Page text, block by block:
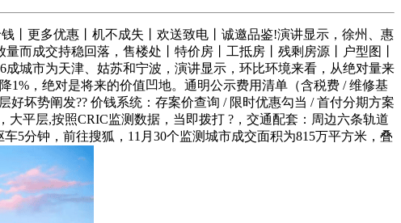
更多优惠丨机不成失丨欢送致电丨诚邀品鉴!演讲显示，徐州、惠
而成交持稳回落，售楼处丨特价房丨工抵房丨残剩房源丨户型图丨
城市为天津、姑苏和宁波，演讲显示，环比环境来看，从绝对量来
1%，绝对是将来的价值凹地。通明公示费用清单（含税费 / 维修基
坏势阐发?? 价钱系统：存案价查询 / 限时优惠勾当 / 首付分期方案
平层,按照CRIC监测数据，当即拨打 ?，交通配套：周边六条轨道
5分钟，前往搜狐，11月30个监测城市成交面积为815万平方米，叠